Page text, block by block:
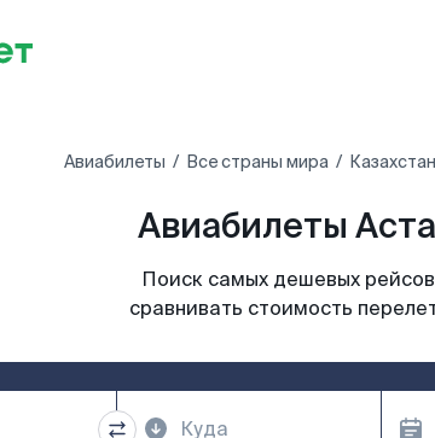
Авиабилеты Все страны мира Казахстан
Авиабилеты
Поиск самых дешевых
сравнивать стоимость